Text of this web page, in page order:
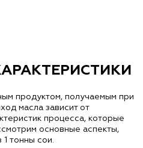
продуктом, получаемым при
масла зависит от
процесса, которые
основные аспекты,
тонны сои.